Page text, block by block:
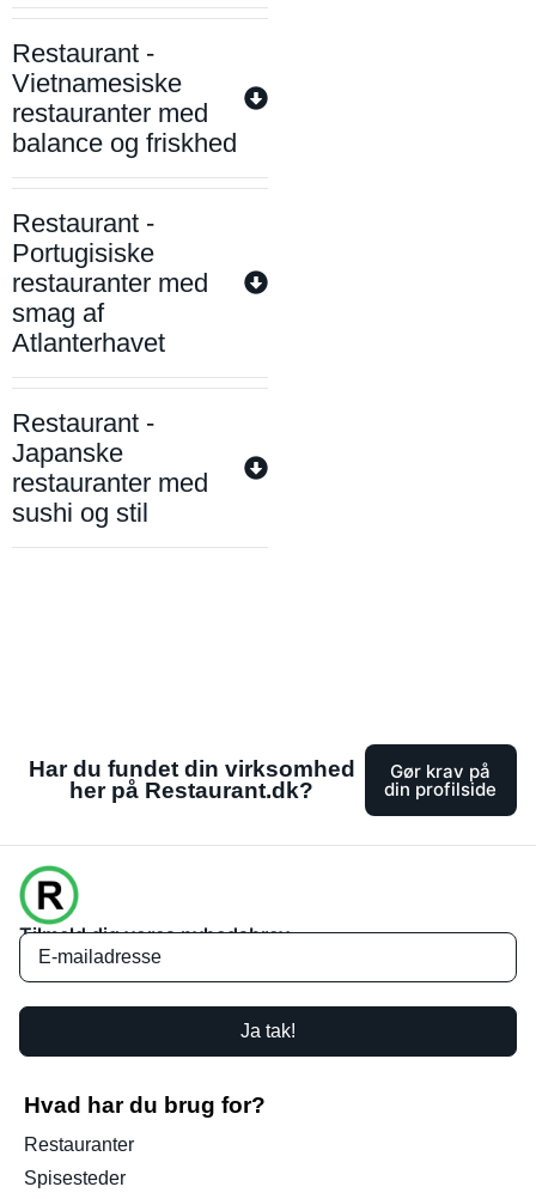
Restaurant -
Vietnamesiske
restauranter med
balance og friskhed
Restaurant -
Portugisiske
restauranter med
smag af
Atlanterhavet
Restaurant -
Japanske
restauranter med
sushi og stil
Har du fundet din virksomhed
her på Restaurant.dk?
Gør krav på
din profilside
Tilmeld dig vores nyhedsbrev
Ja tak!
Hvad har du brug for?
Restauranter
Spisesteder